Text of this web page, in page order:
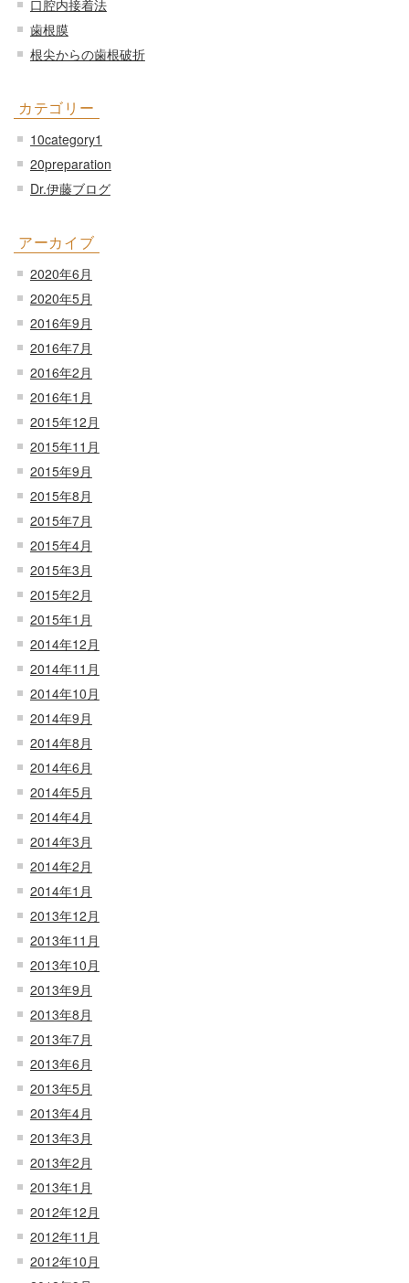
口腔内接着法
歯根膜
根尖からの歯根破折
カテゴリー
10category1
20preparation
Dr.伊藤ブログ
アーカイブ
2020年6月
2020年5月
2016年9月
2016年7月
2016年2月
2016年1月
2015年12月
2015年11月
2015年9月
2015年8月
2015年7月
2015年4月
2015年3月
2015年2月
2015年1月
2014年12月
2014年11月
2014年10月
2014年9月
2014年8月
2014年6月
2014年5月
2014年4月
2014年3月
2014年2月
2014年1月
2013年12月
2013年11月
2013年10月
2013年9月
2013年8月
2013年7月
2013年6月
2013年5月
2013年4月
2013年3月
2013年2月
2013年1月
2012年12月
2012年11月
2012年10月